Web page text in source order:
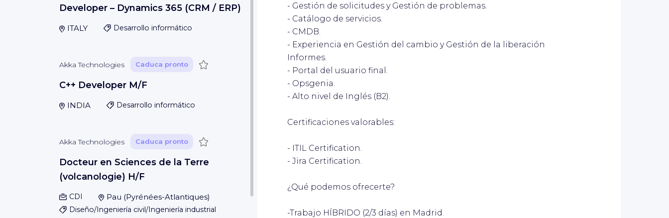
Developer – Dynamics 365 (CRM / ERP)
ITALY Desarrollo informático
Akka Technologies Caduca pronto Guardar
C++ Developer M/F
INDIA Desarrollo informático
Akka Technologies Caduca pronto Guardar
Docteur en Sciences de la Terre
(volcanologie) H/F
CDI Pau (Pyrénées-Atlantiques)
Diseño/Ingeniería civil/Ingeniería industrial
- Gestión de solicitudes y Gestión de problemas.
- Catálogo de servicios.
- CMDB.
- Experiencia en Gestión del cambio y Gestión de la liberación
Informes.
- Portal del usuario final.
- Opsgenia.
- Alto nivel de Inglés (B2).
Certificaciones valorables:
- ITIL Certification.
- Jira Certification.
¿Qué podemos ofrecerte?
-Trabajo HÍBRIDO (2/3 días) en Madrid.